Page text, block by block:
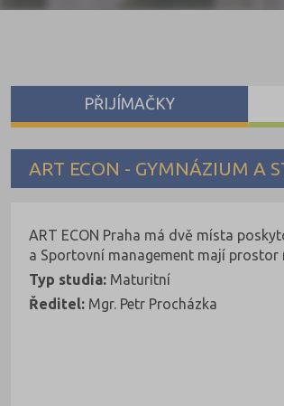
ART ECON - GYMNÁZIUM A
ART ECON Praha má dvě místa
a Sportovní management mají prostor
Typ studia: Maturitní
Ředitel: Mgr. Petr Procházka
PŘIJÍMAČKY